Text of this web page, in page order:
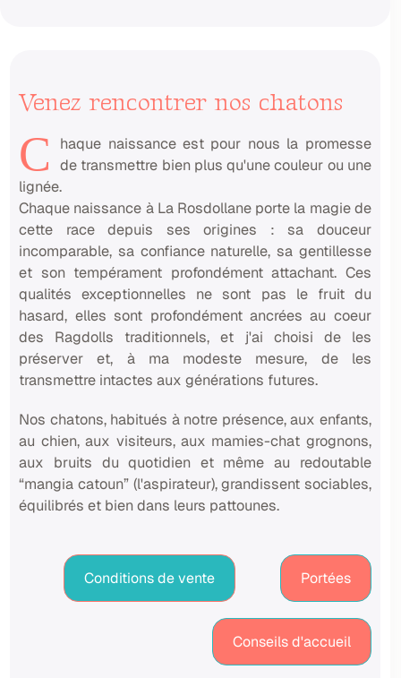
Venez rencontrer nos chatons
C
haque naissance est pour nous la promesse
de transmettre bien plus qu'une couleur ou une
lignée.
Chaque naissance à La Rosdollane porte la magie de
cette race depuis ses origines : sa douceur
incomparable, sa confiance naturelle, sa gentillesse
et son tempérament profondément attachant. Ces
qualités exceptionnelles ne sont pas le fruit du
hasard, elles sont profondément ancrées au coeur
des Ragdolls traditionnels, et j'ai choisi de les
préserver et, à ma modeste mesure, de les
transmettre intactes aux générations futures.
Nos chatons, habitués à notre présence, aux enfants,
au chien, aux visiteurs, aux mamies-chat grognons,
aux bruits du quotidien et même au redoutable
“mangia catoun” (l'aspirateur), grandissent sociables,
équilibrés et bien dans leurs pattounes.
Conditions de vente Portées
Conseils d'accueil